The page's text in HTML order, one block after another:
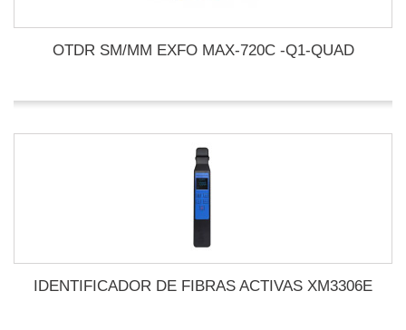
OTDR SM/MM EXFO MAX-720C -Q1-QUAD
IDENTIFICADOR DE FIBRAS ACTIVAS XM3306E